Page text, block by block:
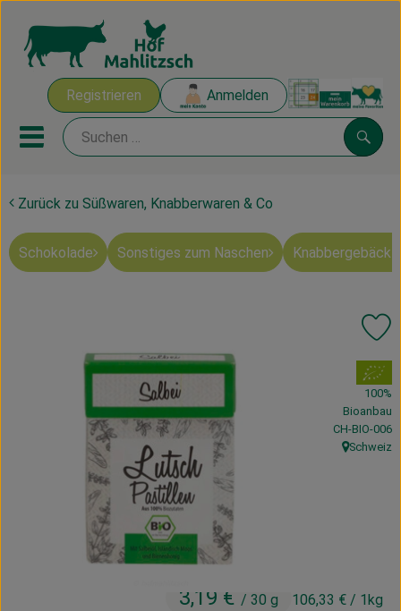
Registrieren Anmelden
Mobiles Menu öffnen oder
Ökokisten
Mahlitzscher Produkte
Obst & Gemüse
Kühltheke
Vorratskammer
Getränke
Haus, Garten & Co.
Zurück zu Süßwaren, Knabberwaren & Co
Schokolade Sonstiges zum Naschen Knabbergebäck
3,19 € / 30 g 106,33 € / 1kg
, Verband:
100%
Bioanbau
,CH-BIO-006
, Herkunft:
Schweiz